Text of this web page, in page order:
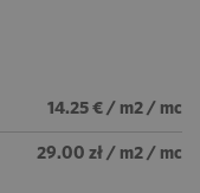
14.25 € / m2 / mc
29.00 zł / m2 / mc